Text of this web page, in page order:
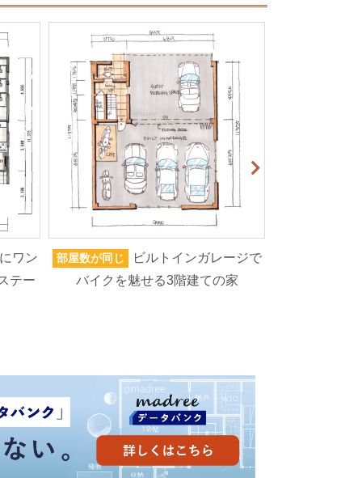
ワン
テー
部屋数が同じ
ビルトインガレージで
バイクを魅せる3階建ての家